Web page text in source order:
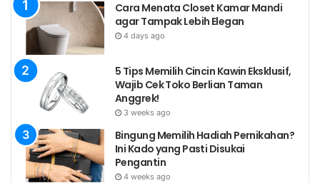
Cara Menata Closet Kamar Mandi
agar Tampak Lebih Elegan
4 days ago
5 Tips Memilih Cincin Kawin Eksklusif,
Wajib Cek Toko Berlian Taman
Anggrek!
3 weeks ago
Bingung Memilih Hadiah Pernikahan?
Ini Kado yang Pasti Disukai
Pengantin
4 weeks ago